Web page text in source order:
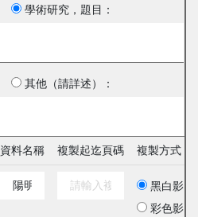
學術研究，題目：
其他（請詳述）：
資料名稱 複製起迄頁碼 複製方式
黑白影印
彩色影印